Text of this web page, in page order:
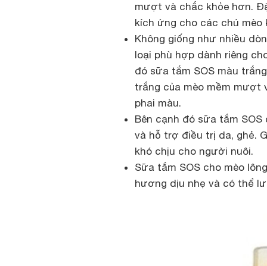
mượt và chắc khỏe hơn.
kích ứng cho các chú mèo
Không giống như nhiều
loại phù hợp dành riêng
đó sữa tắm SOS màu
trắng của mèo mềm mượt
phai màu.
Bên cạnh đó sữa tắm
và hỗ trợ điều trị da, ghẻ.
khó chịu cho người nuôi.
Sữa tắm SOS cho mèo
hương dịu nhẹ và có thể